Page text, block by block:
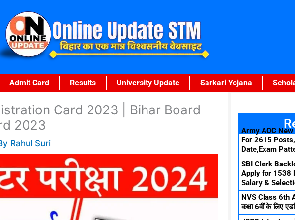
Admit Card Results University Update Sarkari Yojana
Card 2023 | Bihar Board
2023
Rahul Suri
Army AOC
For 2615
Date,Exam
SBI Clerk
Apply for 1538
Salary &
NVS Class 6th
कक्षा 6वीं के लिए